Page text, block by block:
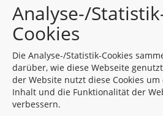
Analyse-/
Cookies
Die Analyse-/Statistik-Cookies
darüber, wie diese Webseite
der Website nutzt diese Cookies
Inhalt und die Funktionalität der
verbessern.